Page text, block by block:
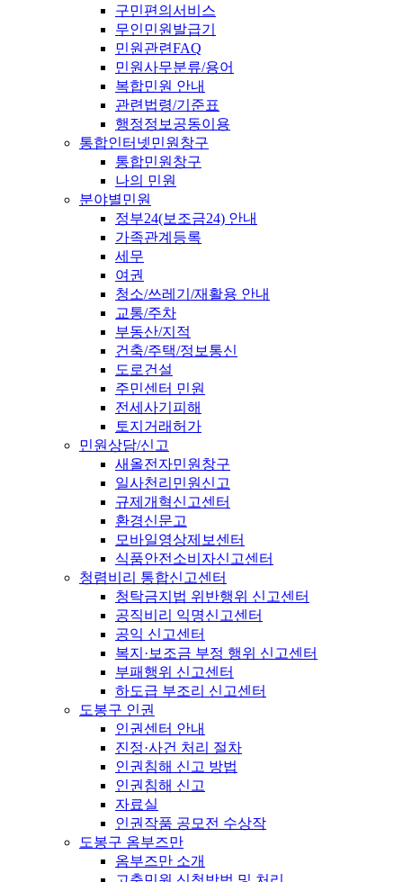
구민편의서비스
무인민원발급기
민원관련FAQ
민원사무분류/용어
복합민원 안내
관련법령/기준표
행정정보공동이용
통합인터넷민원창구
통합민원창구
나의 민원
분야별민원
정부24(보조금24) 안내
가족관계등록
세무
여권
청소/쓰레기/재활용 안내
교통/주차
부동산/지적
건축/주택/정보통신
도로건설
주민센터 민원
전세사기피해
토지거래허가
민원상담/신고
새올전자민원창구
일사천리민원신고
규제개혁신고센터
환경신문고
모바일영상제보센터
식품안전소비자신고센터
청렴비리 통합신고센터
청탁금지법 위반행위 신고센터
공직비리 익명신고센터
공익 신고센터
복지·보조금 부정 행위 신고센터
부패행위 신고센터
하도급 부조리 신고센터
도봉구 인권
인권센터 안내
진정·사건 처리 절차
인권침해 신고 방법
인권침해 신고
자료실
인권작품 공모전 수상작
도봉구 옴부즈만
옴부즈만 소개